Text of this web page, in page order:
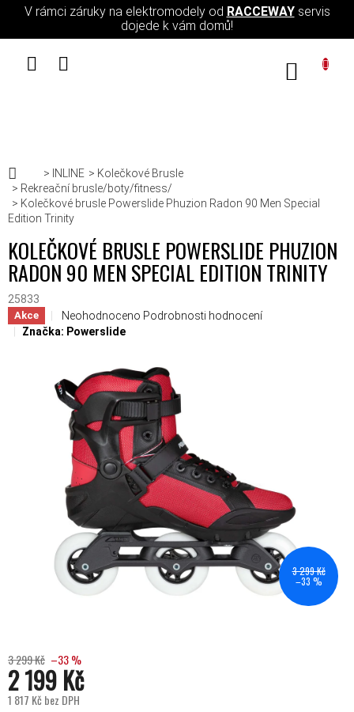
Přejít na obsah
V rámci záruky na elektromodely od RACCEWAYservis
dojede k vám domů!
DomůINLINE
Kolečkové Brusle
Rekreační brusle/boty/fitness/
Kolečkové brusle Powerslide Phuzion Radon 90 Men Special
Edition Trinity
KOLEČKOVÉ BRUSLE POWERSLIDE PHUZION
RADON 90 MEN SPECIAL EDITION TRINITY
25833
Akce Průměrné hodnocení produktu je 0,0 z 5 hvězdiček.
Neohodnoceno Podrobnosti hodnocení
Značka: Powerslide
3 299 Kč
–33 %
3 299 Kč –33 %
2 199 Kč
1 817 Kč bez DPH